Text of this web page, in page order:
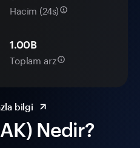
Nedir?
Hacim (24s)
1.00B
Toplam arz
bilgi